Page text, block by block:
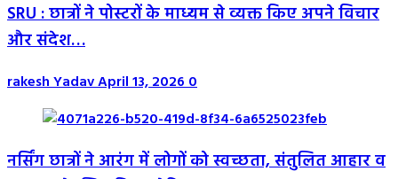
SRU : छात्रों ने पोस्टरों के माध्यम से व्यक्त किए अपने विचार
और संदेश…
rakesh YadavApril 13, 20260
नर्सिंग छात्रों ने आरंग में लोगों को स्वच्छता, संतुलित आहार व